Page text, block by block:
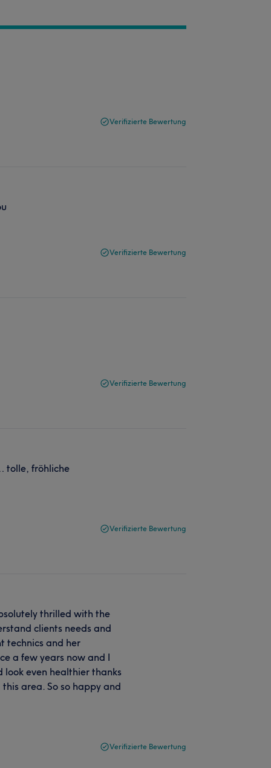
Verifizierte Bewertung
Verifizierte Bewertung
Verifizierte Bewertung
tolle, fröhliche
Verifizierte Bewertung
thrilled with the
clients needs and
technics and her
a few years now and I
even healthier thanks
area. So so happy and
Verifizierte Bewertung